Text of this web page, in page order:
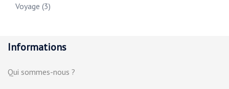
Voyage (3)
Informations
Qui sommes-nous ?